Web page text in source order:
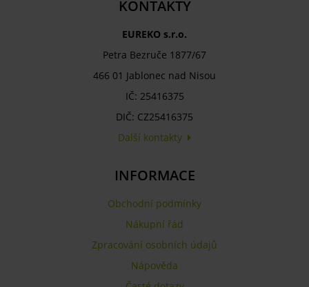
KONTAKTY
EUREKO s.r.o.
Petra Bezruče 1877/67
466 01 Jablonec nad Nisou
IČ: 25416375
DIČ: CZ25416375
Další kontakty
INFORMACE
Obchodní podmínky
Nákupní řád
Zpracování osobních údajů
Nápověda